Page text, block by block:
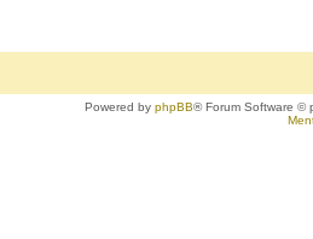
Powered byphpBB® Forum Software ©